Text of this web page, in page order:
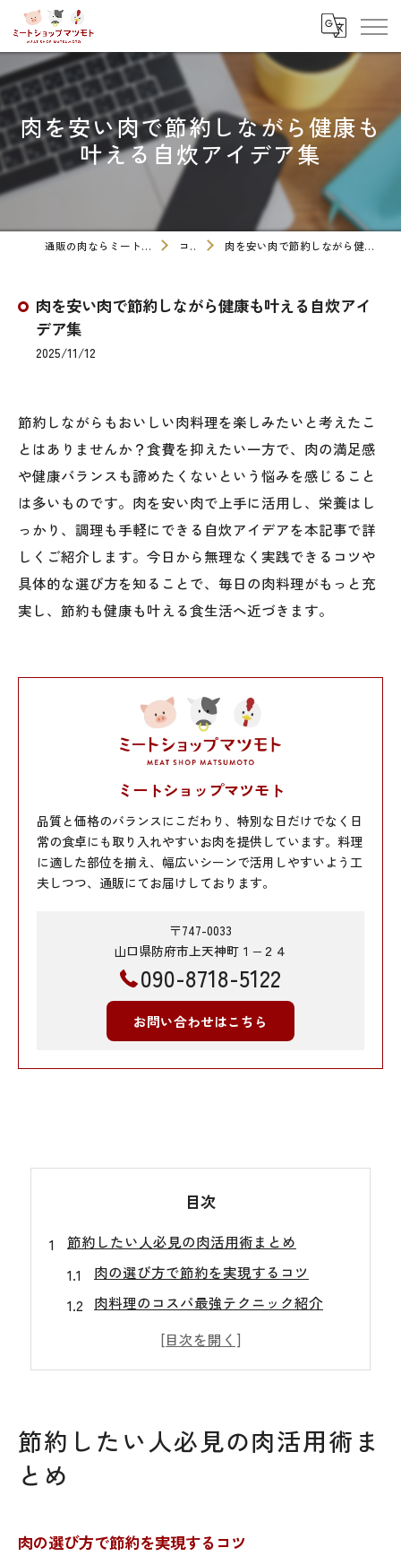
肉を安い肉で節約しながら健康も
叶える自炊アイデア集
通販の肉ならミートショップマツモト コラム 肉を安い肉で節約しながら健康も叶える自炊アイデア集
肉を安い肉で節約しながら健康も叶える自炊アイ
デア集
2025/11/12
節約しながらもおいしい肉料理を楽しみたいと考えたこ
とはありませんか？食費を抑えたい一方で、肉の満足感
や健康バランスも諦めたくないという悩みを感じること
は多いものです。肉を安い肉で上手に活用し、栄養はし
っかり、調理も手軽にできる自炊アイデアを本記事で詳
しくご紹介します。今日から無理なく実践できるコツや
具体的な選び方を知ることで、毎日の肉料理がもっと充
実し、節約も健康も叶える食生活へ近づきます。
ミートショップマツモト
品質と価格のバランスにこだわり、特別な日だけでなく日
常の食卓にも取り入れやすいお肉を提供しています。料理
に適した部位を揃え、幅広いシーンで活用しやすいよう工
夫しつつ、通販にてお届けしております。
〒747-0033
山口県防府市上天神町１−２４
090-8718-5122
お問い合わせはこちら
目次
節約したい人必見の肉活用術まとめ
肉の選び方で節約を実現するコツ
肉料理のコスパ最強テクニック紹介
安い肉でも満足できる活用法とは
肉を使った健康的な節約レシピ提案
簡単で飽きない安い肉料理の秘訣
節約したい人必見の肉活用術ま
とめ
肉の選び方で節約を実現するコツ